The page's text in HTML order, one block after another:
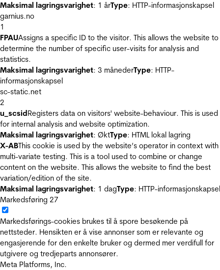
Maksimal lagringsvarighet: 1 årType: HTTP-informasjonskapsel
garnius.no
1
FPAUAssigns a specific ID to the visitor. This allows the website to
determine the number of specific user-visits for analysis and
statistics.
Maksimal lagringsvarighet: 3 månederType: HTTP-
informasjonskapsel
sc-static.net
2
u_scsidRegisters data on visitors' website-behaviour. This is used
for internal analysis and website optimization.
Maksimal lagringsvarighet: ØktType: HTML lokal lagring
X-ABThis cookie is used by the website’s operator in context with
multi-variate testing. This is a tool used to combine or change
content on the website. This allows the website to find the best
variation/edition of the site.
Maksimal lagringsvarighet: 1 dagType: HTTP-informasjonskapsel
Markedsføring 27
Markedsførings-cookies brukes til å spore besøkende på
nettsteder. Hensikten er å vise annonser som er relevante og
engasjerende for den enkelte bruker og dermed mer verdifull for
utgivere og tredjeparts annonsører.
Meta Platforms, Inc.